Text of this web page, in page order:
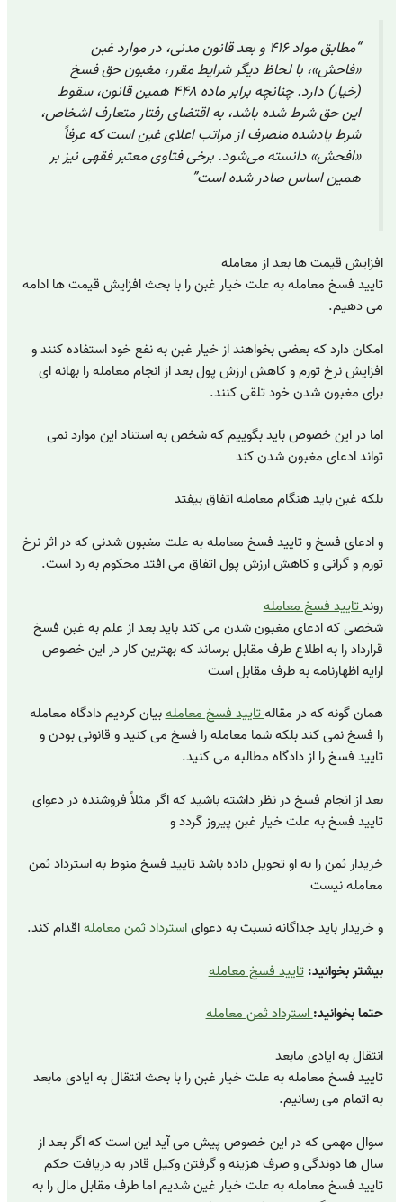
“مطابق مواد ۴۱۶ و بعد قانون مدنی، در موارد غبن
«فاحش»، با لحاظ دیگر شرایط مقرر، مغبون حق فسخ
(خیار) دارد. چنانچه برابر ماده ۴۴۸ همین قانون، سقوط
این حق شرط شده باشد، به اقتضای رفتار متعارف اشخاص،
شرط یادشده منصرف از مراتب اعلای غبن است که عرفاً
«افحش» دانسته می‌شود. برخی فتاوی معتبر فقهی نیز بر
همین اساس صادر شده است”
افزایش قیمت ها بعد از معامله
تایید فسخ معامله به علت خیار غبن را با بحث افزایش قیمت ها ادامه
می دهیم.
امکان دارد که بعضی بخواهند از خیار غبن به نفع خود استفاده کنند و
افزایش نرخ تورم و کاهش ارزش پول بعد از انجام معامله را بهانه ای
برای مغبون شدن خود تلقی کنند.
اما در این خصوص باید بگوییم که شخص به استناد این موارد نمی
تواند ادعای مغبون شدن کند
بلکه غبن باید هنگام معامله اتفاق بیفتد
و ادعای فسخ و تایید فسخ معامله به علت مغبون شدنی که در اثر نرخ
تورم و گرانی و کاهش ارزش پول اتفاق می افتد محکوم به رد است.
روندتایید فسخ معامله
شخصی که ادعای مغبون شدن می کند باید بعد از علم به غبن فسخ
قرارداد را به اطلاع طرف مقابل برساند که بهترین کار در این خصوص
ارایه اظهارنامه به طرف مقابل است
همان گونه که در مقالهتایید فسخ معاملهبیان کردیم دادگاه معامله
را فسخ نمی کند بلکه شما معامله را فسخ می کنید و قانونی بودن و
تایید فسخ را از دادگاه مطالبه می کنید.
بعد از انجام فسخ در نظر داشته باشید که اگر مثلاً فروشنده در دعوای
تایید فسخ به علت خیار غبن پیروز گردد و
خریدار ثمن را به او تحویل داده باشد تایید فسخ منوط به استرداد ثمن
معامله نیست
و خریدار باید جداگانه نسبت به دعوایاسترداد ثمن معاملهاقدام کند.
بیشتر بخوانید:تایید فسخ معامله
حتما بخوانید:استرداد ثمن معامله
انتقال به ایادی مابعد
تایید فسخ معامله به علت خیار غبن را با بحث انتقال به ایادی مابعد
به اتمام می رسانیم.
سوال مهمی که در این خصوص پیش می آید این است که اگر بعد از
سال ها دوندگی و صرف هزینه و گرفتن وکیل قادر به دریافت حکم
تایید فسخ معامله به علت خیار غین شدیم اما طرف مقابل مال را به